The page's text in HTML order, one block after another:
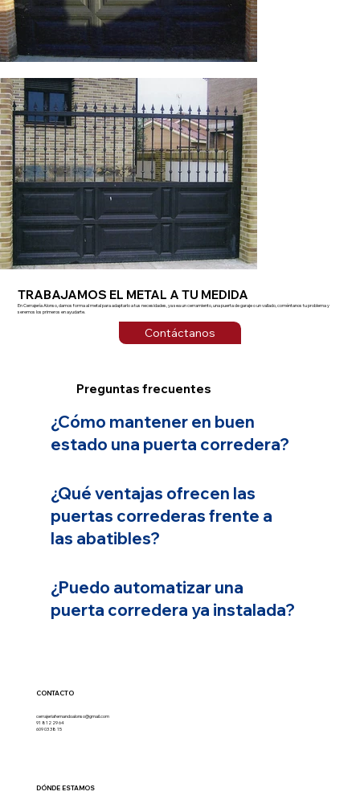
TRABAJAMOS EL METAL A TU MEDIDA
En Cerrajería Alonso, damos forma al metal para adaptarlo a tus necesidades, ya sea un cerramiento, una puerta de garaje o un vallado, coméntanos tu problema y
seremos los primeros en ayudarte.
Contáctanos
Preguntas frecuentes
¿Cómo mantener en buen
estado una puerta corredera?
¿Qué ventajas ofrecen las
puertas correderas frente a
las abatibles?
¿Puedo automatizar una
puerta corredera ya instalada?
CONTACTO
cerrajeriafernandoalonso@gmail.com
91 812 29 64
609 03 38 15
DÓNDE ESTAMOS